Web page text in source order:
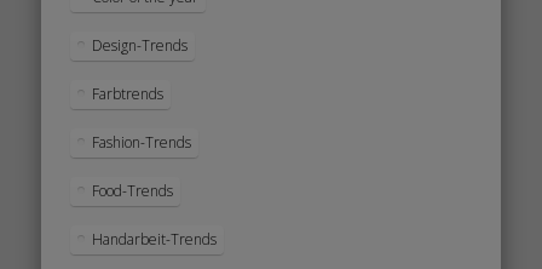
Design-Trends
Farbtrends
Fashion-Trends
Food-Trends
Handarbeit-Trends